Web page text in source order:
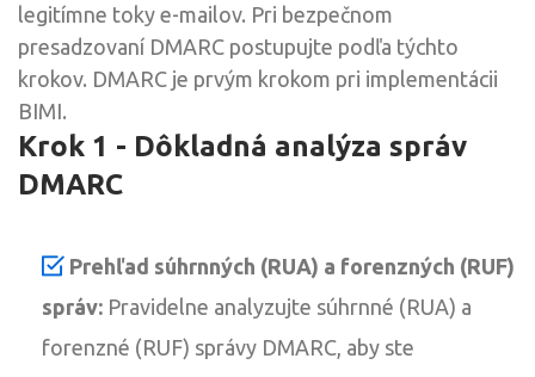
legitímne toky e-mailov. Pri bezpečnom
presadzovaní DMARC postupujte podľa týchto
krokov. DMARC je prvým krokom pri implementácii
BIMI.
Krok 1 - Dôkladná analýza správ
DMARC
Prehľad súhrnných (RUA) a forenzných (RUF)
správ: Pravidelne analyzujte súhrnné (RUA) a
forenzné (RUF) správy DMARC, aby ste